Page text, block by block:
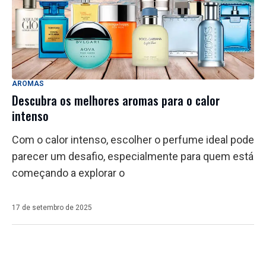
AROMAS
Descubra os melhores aromas para o calor
intenso
Com o calor intenso, escolher o perfume ideal pode
parecer um desafio, especialmente para quem está
começando a explorar o
17 de setembro de 2025